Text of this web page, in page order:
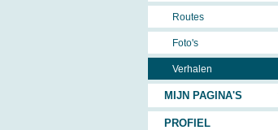
Routes
Foto's
Verhalen
MIJN PAGINA'S
PROFIEL